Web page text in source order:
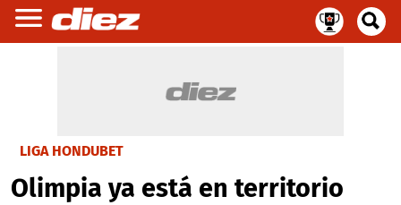
LIGA HONDUBET
Olimpia ya está en territorio